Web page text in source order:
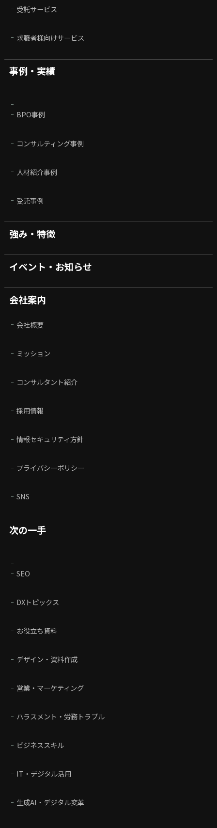
受託サービス
求職者様向けサービス
事例・実績
BPO事例
コンサルティング事例
人材紹介事例
受託事例
強み・特徴
イベント・お知らせ
会社案内
会社概要
ミッション
コンサルタント紹介
採用情報
情報セキュリティ方針
プライバシーポリシー
SNS
次の一手
SEO
DXトピックス
お役立ち資料
デザイン・資料作成
営業・マーケティング
ハラスメント・労務トラブル
ビジネススキル
IT・デジタル活用
生成AI・デジタル変革